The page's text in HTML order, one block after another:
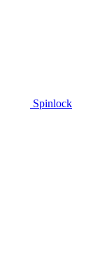
Spinlock